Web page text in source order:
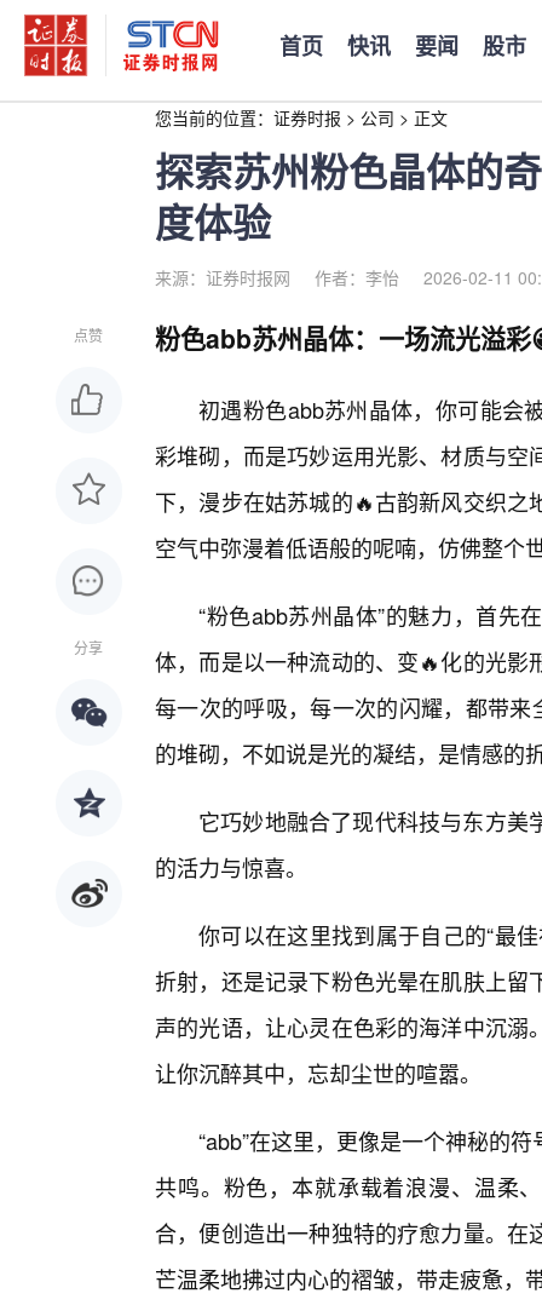
首页 快讯 要闻 股市
您当前的位置： 证券时报 > 公司 > 正文
探索苏州粉色晶体的
度体验
来源：证券时报网 作者：李怡 2026-02-11
点赞
分享
粉色abb苏州晶体：一场流光溢彩
初遇粉色abb苏州晶体，你可能会
彩堆砌，而是巧妙运用光影、材质与
下，漫步在姑苏城的🔥古韵新风交织
空气中弥漫着低语般的呢喃，仿佛整个
“粉色abb苏州晶体”的魅力，首先
体，而是以一种流动的、变🔥化的光
每一次的呼吸，每一次的闪耀，都带
的堆砌，不如说是光的凝结，是情感的
它巧妙地融合了现代科技与东方
的活力与惊喜。
你可以在这里找到属于自己的“最
折射，还是记录下粉色光晕在肌肤上
声的光语，让心灵在色彩的海洋中沉
让你沉醉其中，忘却尘世的喧嚣。
“abb”在这里，更像是一个神秘的
共鸣。粉色，本就承载着浪漫、温柔
合，便创造出一种独特的疗愈力量。
芒温柔地拂过内心的褶皱，带走疲惫，